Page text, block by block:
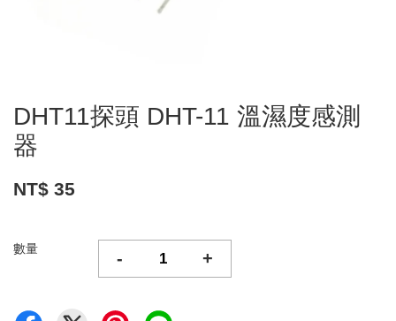
DHT11探頭 DHT-11 溫濕度感測
器
NT$ 35
數量 - +